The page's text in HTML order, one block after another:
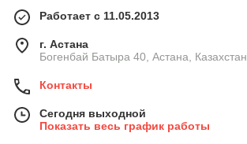
Работает с 11.05.2013
г. Астана
Богенбай Батыра 40, Астана, Казахстан
Контакты
Сегодня выходной
Показать весь график работы